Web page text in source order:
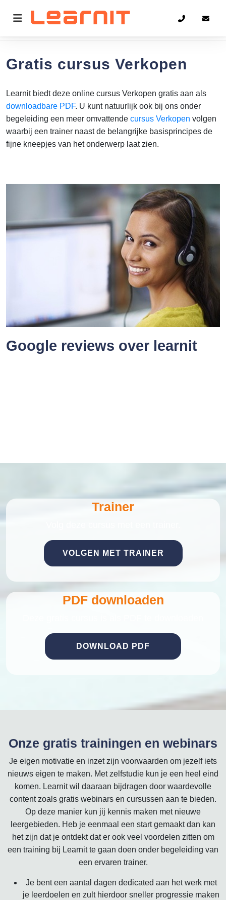
Home Verkopen
Gratis cursus Verkopen
Learnit biedt deze online cursus Verkopen gratis aan als
downloadbare PDF. U kunt natuurlijk ook bij ons onder
begeleiding een meer omvattende cursus Verkopen volgen
waarbij een trainer naast de belangrijke basisprincipes de
fijne kneepjes van het onderwerp laat zien.
Google reviews over learnit
Trainer
VOLGEN MET TRAINER
PDF downloaden
DOWNLOAD PDF
Onze gratis trainingen en webinars
Je eigen motivatie en inzet zijn voorwaarden om jezelf iets
nieuws eigen te maken. Met zelfstudie kun je een heel eind
komen. Learnit wil daaraan bijdragen door waardevolle
content zoals gratis webinars en cursussen aan te bieden.
Op deze manier kun jij kennis maken met nieuwe
leergebieden. Heb je eenmaal een start gemaakt dan kan
het zijn dat je ontdekt dat er ook veel voordelen zitten om
een training bij Learnit te gaan doen onder begeleiding van
een ervaren trainer.
Je bent een aantal dagen dedicated aan het werk met
je leerdoelen en zult hierdoor sneller progressie maken